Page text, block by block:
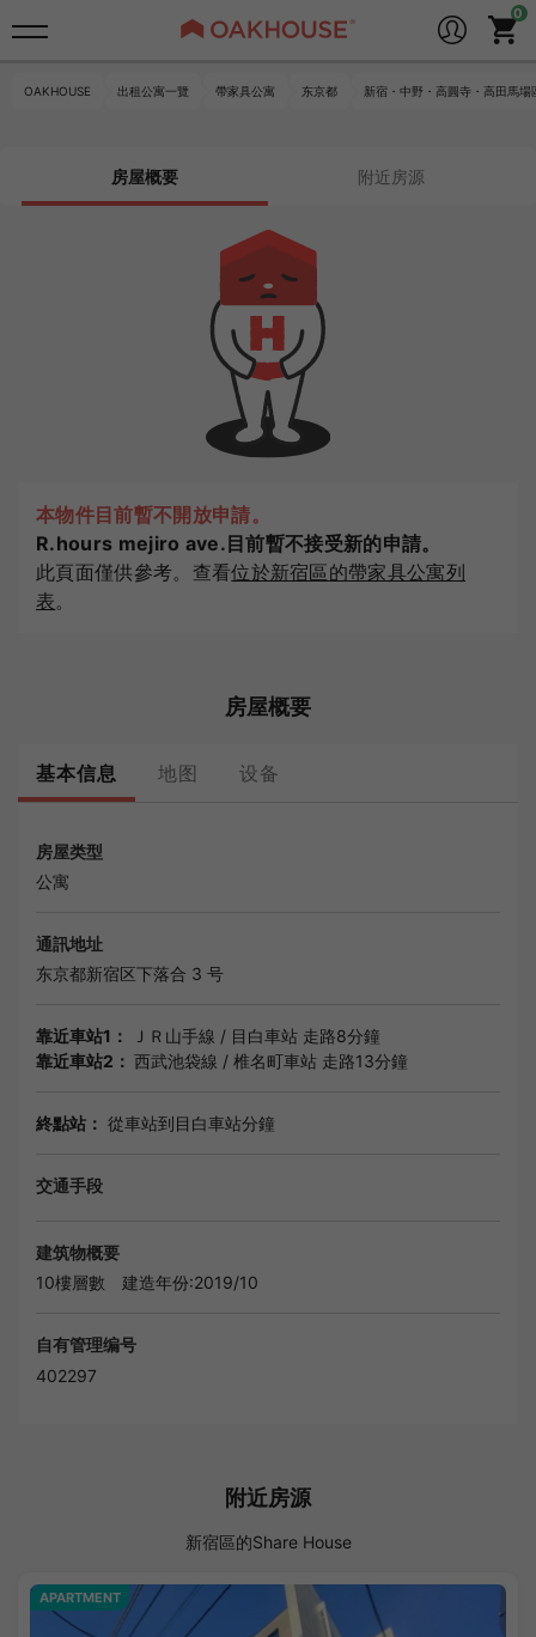
OAKHOUSE 出租公寓一覽 帶家具公寓 东京都 新宿・中野・高圓寺・高田馬場
房屋概要 附近房源
本物件目前暫不開放申請。
R.hours mejiro ave.目前暫不接受新的申請。
此頁面僅供參考。查看位於新宿區的帶家具公寓列
表。
房屋概要
基本信息 地图 设备
房屋类型
公寓
通訊地址
东京都新宿区下落合 3 号
靠近車站1： ＪＲ山手線 / 目白車站 走路8分鐘
靠近車站2： 西武池袋線 / 椎名町車站 走路13分鐘
終點站： 從車站到目白車站分鐘
交通手段
建筑物概要
10樓層數
建造年份:2019/10
自有管理编号
402297
附近房源
新宿區的Share House
APARTMENT